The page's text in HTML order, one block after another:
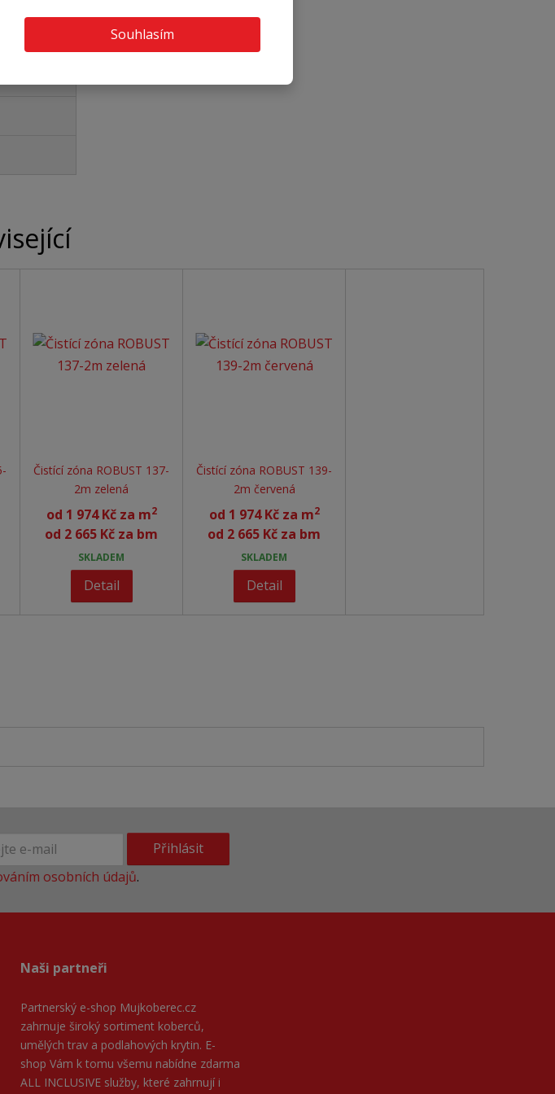
Souhlasím
Čistící zóna ROBUST 137-
2m zelená
od 1 974 Kč za m2
od 2 665 Kč za bm
SKLADEM
Detail
Čistící zóna ROBUST 139-
2m červená
od 1 974 Kč za m2
od 2 665 Kč za bm
SKLADEM
Detail
Přihlásit
osobních údajů.
Naši partneři
Partnerský e-shop Mujkoberec.cz
zahrnuje široký sortiment koberců,
umělých trav a podlahových krytin. E-
shop Vám k tomu všemu nabídne zdarma
ALL INCLUSIVE služby, které zahrnují i